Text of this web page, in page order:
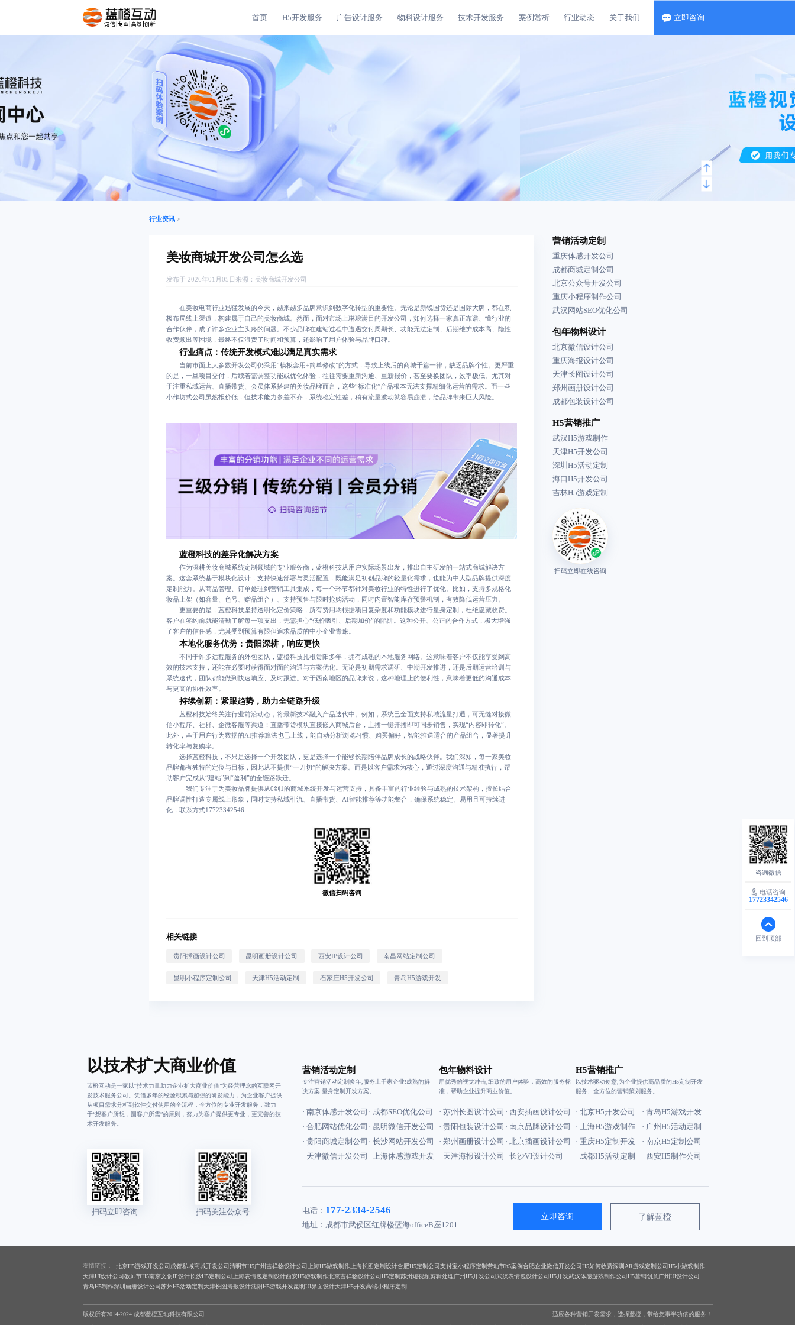
诚信|专业|高效|创新
首页 H5开发服务 广告设计服务 物料设计服务 技术开发服务 案例赏析 行业动态 关于我们 立即咨询
行业资讯 >
美妆商城开发公司怎么选
发布于 2026年01月05日 来源： 美妆商城开发公司
在美妆电商行业迅猛发展的今天，越来越多品牌意识到数字化转型的重要性。无论是新锐国货还是国际大牌，都在积
极布局线上渠道，构建属于自己的美妆商城。然而，面对市场上琳琅满目的开发公司，如何选择一家真正靠谱、懂行业的
合作伙伴，成了许多企业主头疼的问题。不少品牌在建站过程中遭遇交付周期长、功能无法定制、后期维护成本高、隐性
收费频出等困境，最终不仅浪费了时间和预算，还影响了用户体验与品牌口碑。
行业痛点：传统开发模式难以满足真实需求
当前市面上大多数开发公司仍采用“模板套用+简单修改”的方式，导致上线后的商城千篇一律，缺乏品牌个性。更严重
的是，一旦项目交付，后续若需调整功能或优化体验，往往需要重新沟通、重新报价，甚至要换团队，效率极低。尤其对
于注重私域运营、直播带货、会员体系搭建的美妆品牌而言，这些“标准化”产品根本无法支撑精细化运营的需求。而一些
小作坊式公司虽然报价低，但技术能力参差不齐，系统稳定性差，稍有流量波动就容易崩溃，给品牌带来巨大风险。
蓝橙科技的差异化解决方案
作为深耕美妆商城系统定制领域的专业服务商，蓝橙科技从用户实际场景出发，推出自主研发的一站式商城解决方
案。这套系统基于模块化设计，支持快速部署与灵活配置，既能满足初创品牌的轻量化需求，也能为中大型品牌提供深度
定制能力。从商品管理、订单处理到营销工具集成，每一个环节都针对美妆行业的特性进行了优化。比如，支持多规格化
妆品上架（如容量、色号、赠品组合）、支持预售与限时抢购活动，同时内置智能库存预警机制，有效降低运营压力。
更重要的是，蓝橙科技坚持透明化定价策略，所有费用均根据项目复杂度和功能模块进行量身定制，杜绝隐藏收费。
客户在签约前就能清晰了解每一项支出，无需担心“低价吸引、后期加价”的陷阱。这种公开、公正的合作方式，极大增强
了客户的信任感，尤其受到预算有限但追求品质的中小企业青睐。
本地化服务优势：贵阳深耕，响应更快
不同于许多远程服务的外包团队，蓝橙科技扎根贵阳多年，拥有成熟的本地服务网络。这意味着客户不仅能享受到高
效的技术支持，还能在必要时获得面对面的沟通与方案优化。无论是初期需求调研、中期开发推进，还是后期运营培训与
系统迭代，团队都能做到快速响应、及时跟进。对于西南地区的品牌来说，这种地理上的便利性，意味着更低的沟通成本
与更高的协作效率。
持续创新：紧跟趋势，助力全链路升级
蓝橙科技始终关注行业前沿动态，将最新技术融入产品迭代中。例如，系统已全面支持私域流量打通，可无缝对接微
信小程序、社群、企微客服等渠道；直播带货模块直接嵌入商城后台，主播一键开播即可同步销售，实现“内容即转化”。
此外，基于用户行为数据的AI推荐算法也已上线，能自动分析浏览习惯、购买偏好，智能推送适合的产品组合，显著提升
转化率与复购率。
选择蓝橙科技，不只是选择一个开发团队，更是选择一个能够长期陪伴品牌成长的战略伙伴。我们深知，每一家美妆
品牌都有独特的定位与目标，因此从不提供“一刀切”的解决方案。而是以客户需求为核心，通过深度沟通与精准执行，帮
助客户完成从“建站”到“盈利”的全链路跃迁。
我们专注于为美妆品牌提供从0到1的商城系统开发与运营支持，具备丰富的行业经验与成熟的技术架构，擅长结合
品牌调性打造专属线上形象，同时支持私域引流、直播带货、AI智能推荐等功能整合，确保系统稳定、易用且可持续进
化，联系方式17723342546
微信扫码咨询
相关链接
贵阳插画设计公司 昆明画册设计公司 西安IP设计公司 南昌网站定制公司
昆明小程序定制公司 天津H5活动定制 石家庄H5开发公司 青岛H5游戏开发
营销活动定制
重庆体感开发公司
成都商城定制公司
北京公众号开发公司
重庆小程序制作公司
武汉网站SEO优化公司
包年物料设计
北京微信设计公司
重庆海报设计公司
天津长图设计公司
郑州画册设计公司
成都包装设计公司
H5营销推广
武汉H5游戏制作
天津H5开发公司
深圳H5活动定制
海口H5开发公司
吉林H5游戏定制
扫码立即在线咨询
电话咨询
17723342546
回到顶部
以技术扩大商业价值
蓝橙互动是一家以“技术力量助力企业扩大商业价值”为经营理念的互联网开
发技术服务公司。凭借多年的经验积累与超强的研发能力，为企业客户提供
从项目需求分析到软件交付使用的全流程，全方位的专业开发服务，致力
于“想客户所想，圆客户所需”的原则，努力为客户提供更专业，更完善的技
术开发服务。
营销活动定制
专注营销活动定制多年,服务上千家企业!成熟的解
决方案,量身定制开发方案。
· 南京体感开发公司
· 合肥网站优化公司
· 贵阳商城定制公司
· 天津微信开发公司
· 成都SEO优化公司
· 昆明微信开发公司
· 长沙网站开发公司
· 上海体感游戏开发
包年物料设计
用优秀的视觉冲击,细致的用户体验，高效的服务标
准，帮助企业提升商业价值。
· 苏州长图设计公司
· 贵阳包装设计公司
· 郑州画册设计公司
· 天津海报设计公司
· 西安插画设计公司
· 南京品牌设计公司
· 北京插画设计公司
· 长沙VI设计公司
H5营销推广
以技术驱动创意,为企业提供高品质的H5定制开发
服务、全方位的营销策划服务。
· 北京H5开发公司
· 上海H5游戏制作
· 重庆H5定制开发
· 成都H5活动定制
· 青岛H5游戏开发
· 广州H5活动定制
· 南京H5定制公司
· 西安H5制作公司
电话： 177-2334-2546
地址：成都市武侯区红牌楼蓝海officeB座1201
立即咨询 了解蓝橙
友情链接： 北京H5游戏开发公司 成都私域商城开发公司清明节H5广州吉祥物设计公司 上海H5游戏制作上海长图定制设计合肥H5定制公司支付宝小程序定制劳动节h5案例合肥企业微信开发公司H5如何收费深圳AR游戏定制公司H5小游戏制作
天津UI设计公司教师节H5南京文创IP设计长沙H5定制公司 上海表情包定制设计西安H5游戏制作北京吉祥物设计公司H5定制苏州短视频剪辑处理广州H5开发公司武汉表情包设计公司H5开发武汉体感游戏制作公司H5营销创意广州UI设计公司
青岛H5制作深圳画册设计公司苏州H5活动定制 天津长图海报设计沈阳H5游戏开发昆明UI界面设计天津H5开发高端小程序定制
版权所有2014-2024 成都蓝橙互动科技有限公司 适应各种营销开发需求，选择蓝橙，带给您事半功倍的服务！